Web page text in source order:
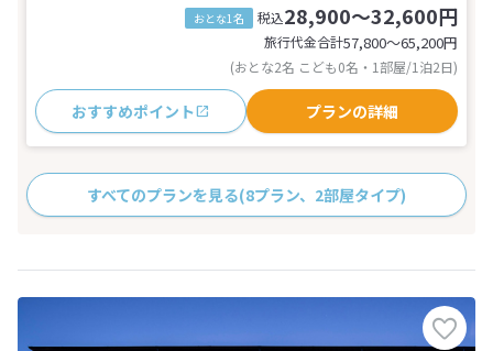
おとな1名 税込28,900～32,600円
旅行代金合計57,800〜65,200円
(おとな2名 こども0名・1部屋/1泊2日)
おすすめポイント プランの詳細
すべてのプランを見る(8プラン、2部屋タイプ)